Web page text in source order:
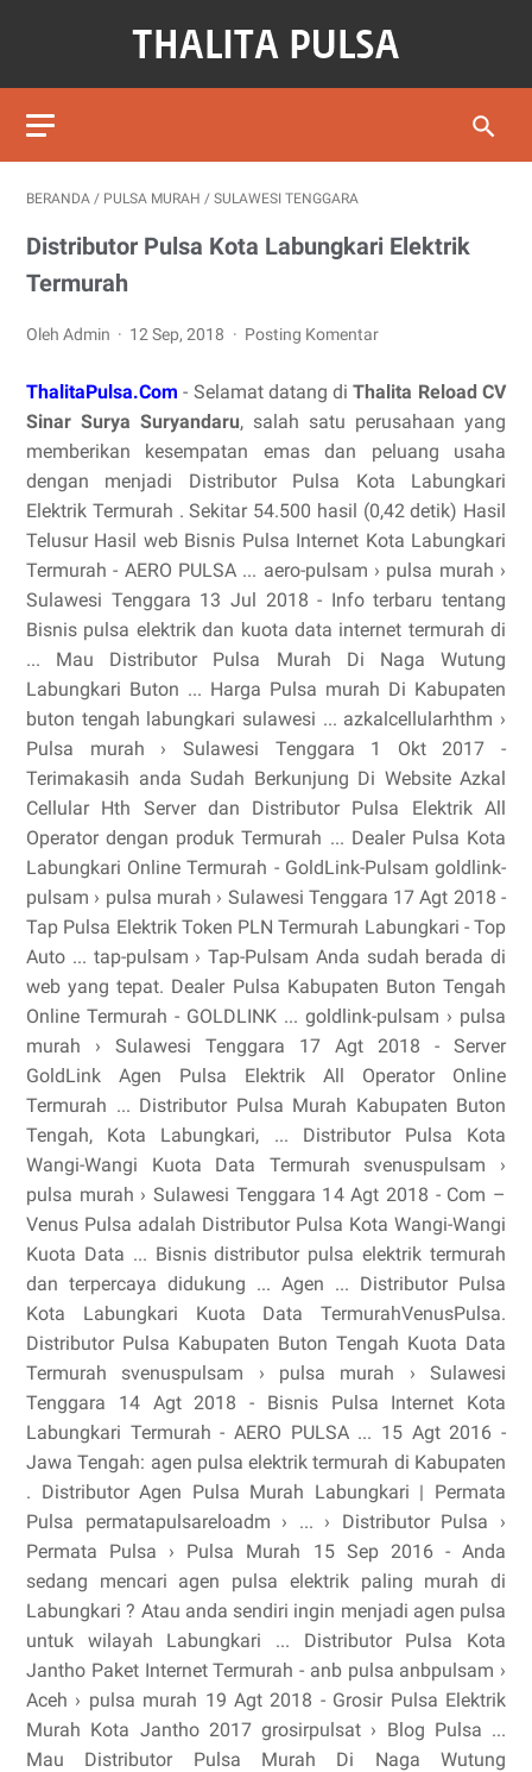
BERANDA / PULSA MURAH / SULAWESI TENGGARA
Distributor Pulsa Kota Labungkari Elektrik
Termurah
Oleh Admin 12 Sep, 2018 Posting Komentar
ThalitaPulsa.Com - Selamat datang diThalita Reload CV
Sinar Surya Suryandaru, salah satu perusahaan yang
memberikan kesempatan emas dan peluang usaha
dengan menjadi Distributor Pulsa Kota Labungkari
Elektrik Termurah . Sekitar 54.500 hasil (0,42 detik) Hasil
Telusur Hasil web Bisnis Pulsa Internet Kota Labungkari
Termurah - AERO PULSA ... aero-pulsam › pulsa murah ›
Sulawesi Tenggara 13 Jul 2018 - Info terbaru tentang
Bisnis pulsa elektrik dan kuota data internet termurah di
... Mau Distributor Pulsa Murah Di Naga Wutung
Labungkari Buton ... Harga Pulsa murah Di Kabupaten
buton tengah labungkari sulawesi ... azkalcellularhthm ›
Pulsa murah › Sulawesi Tenggara 1 Okt 2017 -
Terimakasih anda Sudah Berkunjung Di Website Azkal
Cellular Hth Server dan Distributor Pulsa Elektrik All
Operator dengan produk Termurah ... Dealer Pulsa Kota
Labungkari Online Termurah - GoldLink-Pulsam goldlink-
pulsam › pulsa murah › Sulawesi Tenggara 17 Agt 2018 -
Tap Pulsa Elektrik Token PLN Termurah Labungkari - Top
Auto ... tap-pulsam › Tap-Pulsam Anda sudah berada di
web yang tepat. Dealer Pulsa Kabupaten Buton Tengah
Online Termurah - GOLDLINK ... goldlink-pulsam › pulsa
murah › Sulawesi Tenggara 17 Agt 2018 - Server
GoldLink Agen Pulsa Elektrik All Operator Online
Termurah ... Distributor Pulsa Murah Kabupaten Buton
Tengah, Kota Labungkari, ... Distributor Pulsa Kota
Wangi-Wangi Kuota Data Termurah svenuspulsam ›
pulsa murah › Sulawesi Tenggara 14 Agt 2018 - Com –
Venus Pulsa adalah Distributor Pulsa Kota Wangi-Wangi
Kuota Data ... Bisnis distributor pulsa elektrik termurah
dan terpercaya didukung ... Agen ... Distributor Pulsa
Kota Labungkari Kuota Data TermurahVenusPulsa.
Distributor Pulsa Kabupaten Buton Tengah Kuota Data
Termurah svenuspulsam › pulsa murah › Sulawesi
Tenggara 14 Agt 2018 - Bisnis Pulsa Internet Kota
Labungkari Termurah - AERO PULSA ... 15 Agt 2016 -
Jawa Tengah: agen pulsa elektrik termurah di Kabupaten
. Distributor Agen Pulsa Murah Labungkari | Permata
Pulsa permatapulsareloadm › ... › Distributor Pulsa ›
Permata Pulsa › Pulsa Murah 15 Sep 2016 - Anda
sedang mencari agen pulsa elektrik paling murah di
Labungkari ? Atau anda sendiri ingin menjadi agen pulsa
untuk wilayah Labungkari ... Distributor Pulsa Kota
Jantho Paket Internet Termurah - anb pulsa anbpulsam ›
Aceh › pulsa murah 19 Agt 2018 - Grosir Pulsa Elektrik
Murah Kota Jantho 2017 grosirpulsat › Blog Pulsa ...
Mau Distributor Pulsa Murah Di Naga Wutung